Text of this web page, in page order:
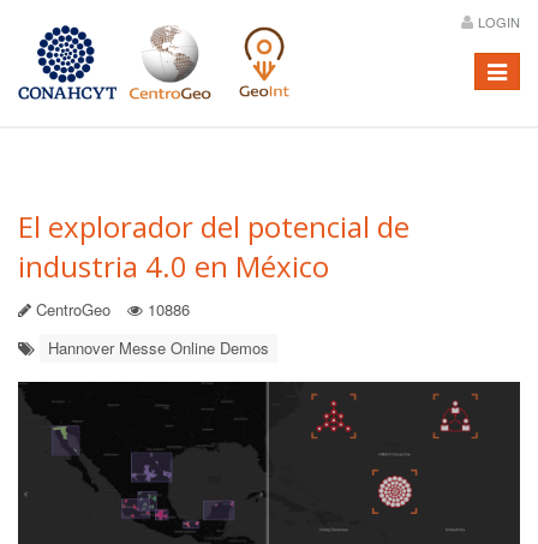
LOGIN
Menú
El explorador del potencial de
industria 4.0 en México
CentroGeo
10886
Hannover Messe Online Demos